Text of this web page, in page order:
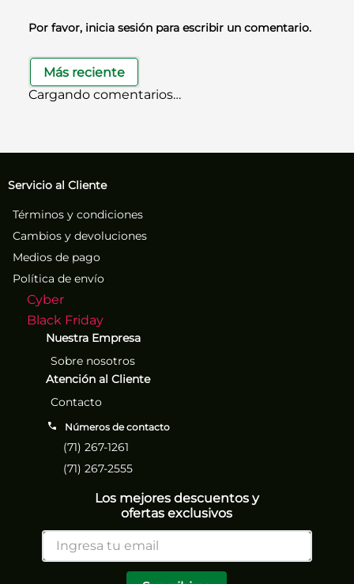
Por favor, inicia sesión para escribir un comentario.
Más reciente
Cargando comentarios…
Servicio al Cliente
Términos y condiciones
Cambios y devoluciones
Medios de pago
Política de envío
Cyber
Black Friday
Nuestra Empresa
Sobre nosotros
Atención al Cliente
Contacto
Números de contacto
(71) 267-1261
(71) 267-2555
Los mejores descuentos y
ofertas exclusivos